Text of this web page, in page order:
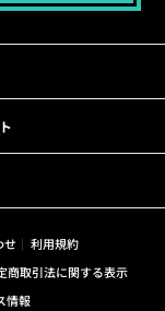
せ
利用規約
商取引法に関する表示
情報